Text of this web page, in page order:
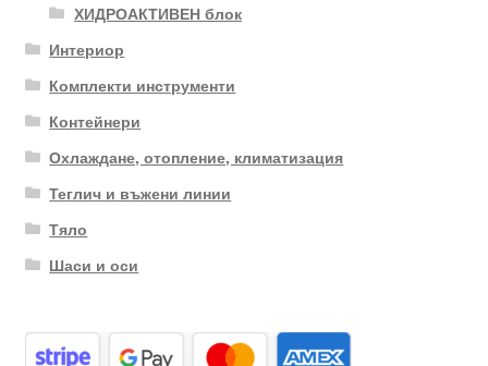
ХИДРОАКТИВЕН блок
Интериор
Комплекти инструменти
Контейнери
Охлаждане, отопление, климатизация
Теглич и въжени линии
Тяло
Шаси и оси